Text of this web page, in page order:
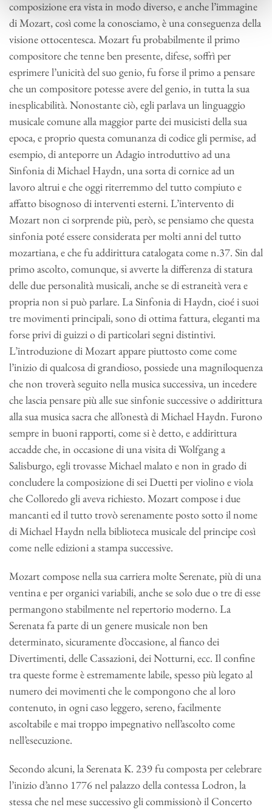
composizione era vista in modo diverso, e anche l’immagine
di Mozart, così come la conosciamo, è una conseguenza della
visione ottocentesca. Mozart fu probabilmente il primo
compositore che tenne ben presente, difese, soffrì per
esprimere l’unicità del suo genio, fu forse il primo a pensare
che un compositore potesse avere del genio, in tutta la sua
inesplicabilità. Nonostante ciò, egli parlava un linguaggio
musicale comune alla maggior parte dei musicisti della sua
epoca, e proprio questa comunanza di codice gli permise, ad
esempio, di anteporre un Adagio introduttivo ad una
Sinfonia di Michael Haydn, una sorta di cornice ad un
lavoro altrui e che oggi riterremmo del tutto compiuto e
affatto bisognoso di interventi esterni. L’intervento di
Mozart non ci sorprende più, però, se pensiamo che questa
sinfonia poté essere considerata per molti anni del tutto
mozartiana, e che fu addirittura catalogata come n.37. Sin dal
primo ascolto, comunque, si avverte la differenza di statura
delle due personalità musicali, anche se di estraneità vera e
propria non si può parlare. La Sinfonia di Haydn, cioé i suoi
tre movimenti principali, sono di ottima fattura, eleganti ma
forse privi di guizzi o di particolari segni distintivi.
L’introduzione di Mozart appare piuttosto come come
l’inizio di qualcosa di grandioso, possiede una magniloquenza
che non troverà seguito nella musica successiva, un incedere
che lascia pensare più alle sue sinfonie successive o addirittura
alla sua musica sacra che all’onestà di Michael Haydn. Furono
sempre in buoni rapporti, come si è detto, e addirittura
accadde che, in occasione di una visita di Wolfgang a
Salisburgo, egli trovasse Michael malato e non in grado di
concludere la composizione di sei Duetti per violino e viola
che Colloredo gli aveva richiesto. Mozart compose i due
mancanti ed il tutto trovò serenamente posto sotto il nome
di Michael Haydn nella biblioteca musicale del principe così
come nelle edizioni a stampa successive.
Mozart compose nella sua carriera molte Serenate, più di una
ventina e per organici variabili, anche se solo due o tre di esse
permangono stabilmente nel repertorio moderno. La
Serenata fa parte di un genere musicale non ben
determinato, sicuramente d’occasione, al fianco dei
Divertimenti, delle Cassazioni, dei Notturni, ecc. Il confine
tra queste forme è estremamente labile, spesso più legato al
numero dei movimenti che le compongono che al loro
contenuto, in ogni caso leggero, sereno, facilmente
ascoltabile e mai troppo impegnativo nell’ascolto come
nell’esecuzione.
Secondo alcuni, la Serenata K. 239 fu composta per celebrare
l’inizio d’anno 1776 nel palazzo della contessa Lodron, la
stessa che nel mese successivo gli commissionò il Concerto